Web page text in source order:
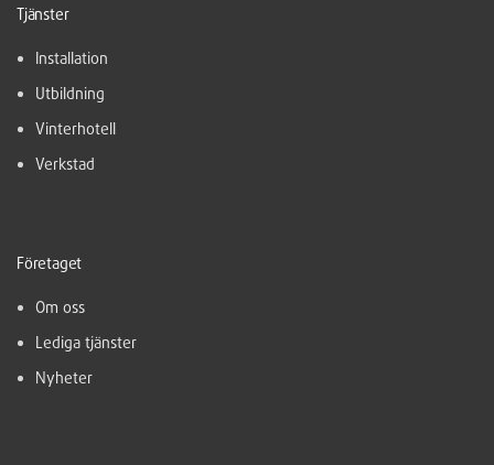
Tjänster
Installation
Utbildning
Vinterhotell
Verkstad
Företaget
Om oss
Lediga tjänster
Nyheter